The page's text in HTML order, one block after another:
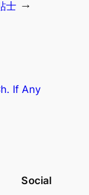
士 →
If Any
Social